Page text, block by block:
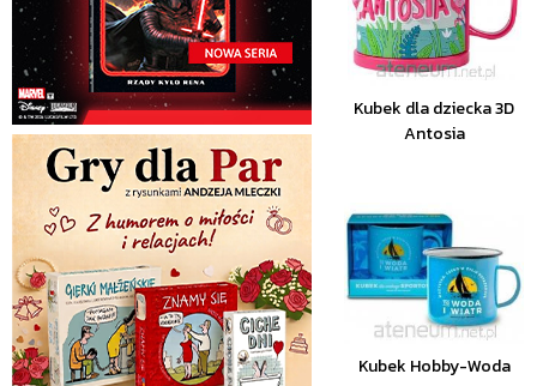
Kubek dla dziecka 3D
Antosia
Kubek Hobby-Woda